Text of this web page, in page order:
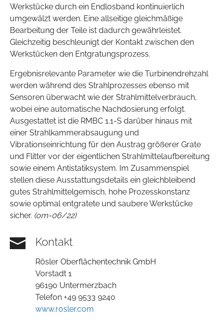
Werkstücke durch ein Endlosband kontinuierlich
umgewälzt werden. Eine allseitige gleichmäßige
Bearbeitung der Teile ist dadurch gewährleistet.
Gleichzeitig beschleunigt der Kontakt zwischen den
Werkstücken den Entgratungsprozess.
Ergebnisrelevante Parameter wie die Turbinendrehzahl
werden während des Strahlprozesses ebenso mit
Sensoren überwacht wie der Strahlmittelverbrauch,
wobei eine automatische Nachdosierung erfolgt.
Ausgestattet ist die RMBC 1.1-S darüber hinaus mit
einer Strahlkammerabsaugung und
Vibrationseinrichtung für den Austrag größerer Grate
und Flitter vor der eigentlichen Strahlmittelaufbereitung
sowie einem Antistatiksystem. Im Zusammenspiel
stellen diese Ausstattungsdetails ein gleichbleibend
gutes Strahlmittelgemisch, hohe Prozesskonstanz
sowie optimal entgratete und saubere Werkstücke
sicher. (om-06/22)
Kontakt
Rösler Oberflächentechnik GmbH
Vorstadt 1
96190 Untermerzbach
Telefon +49 9533 9240
www.rosler.com